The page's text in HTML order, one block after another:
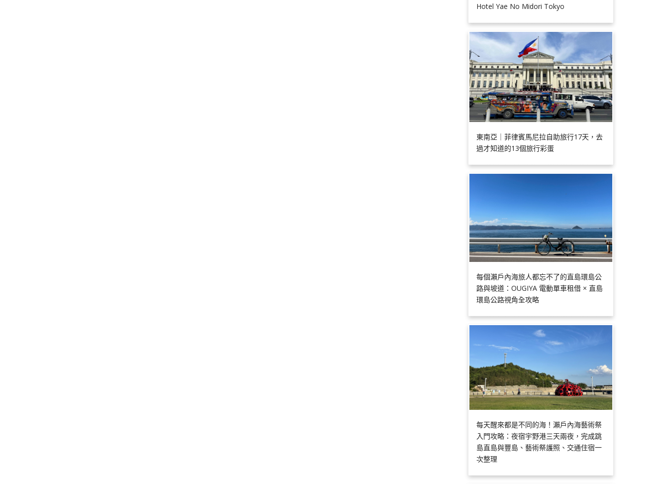
Hotel Yae No Midori Tokyo
東南亞｜菲律賓馬尼拉自助旅行17天，去
過才知道的13個旅行彩蛋
每個瀨戶內海旅人都忘不了的直島環島公
路與坡道：OUGIYA 電動單車租借 × 直島
環島公路視角全攻略
每天醒來都是不同的海！瀨戶內海藝術祭
入門攻略：夜宿宇野港三天兩夜，完成跳
島直島與豐島、藝術祭護照、交通住宿一
次整理